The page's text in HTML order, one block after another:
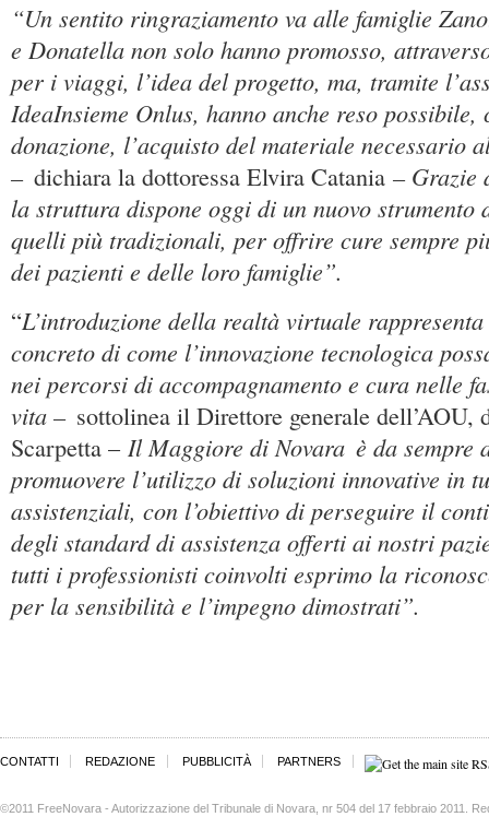
“Un sentito ringraziamento va alle famiglie
e Donatella non solo hanno promosso,
per i viaggi, l’idea del progetto, ma, tramite
IdeaInsieme Onlus, hanno anche reso possibile,
donazione, l’acquisto del materiale necessario
– dichiara la dottoressa Elvira Catania – Grazie
la struttura dispone oggi di un nuovo strumento
quelli più tradizionali, per offrire cure sempre
dei pazienti e delle loro famiglie”.
“L’introduzione della realtà virtuale rappresenta
concreto di come l’innovazione tecnologica
nei percorsi di accompagnamento e cura nelle
vita – sottolinea il Direttore generale dell’AOU,
Scarpetta – Il Maggiore di Novara è da sempre
promuovere l’utilizzo di soluzioni innovative in
assistenziali, con l’obiettivo di perseguire il
degli standard di assistenza offerti ai nostri
tutti i professionisti coinvolti esprimo la
per la sensibilità e l’impegno dimostrati”.
CONTATTI REDAZIONE PUBBLICITÀ PARTNERS
©2011 FreeNovara - Autorizzazione del Tribunale di Novara, nr 504 del 17 febbraio 2011.